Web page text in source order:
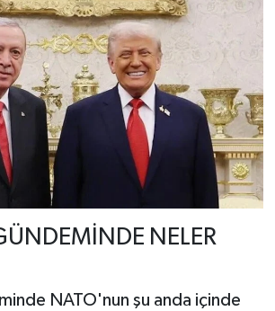
NELER
NATO'nun şu anda içinde